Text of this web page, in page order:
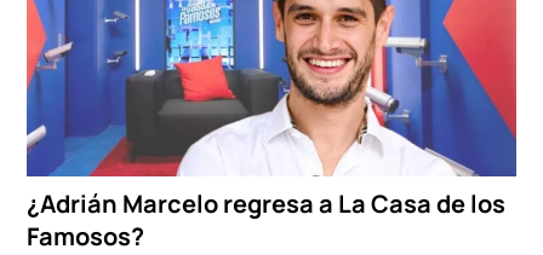
¿Adrián Marcelo regresa a La Casa de los
Famosos?